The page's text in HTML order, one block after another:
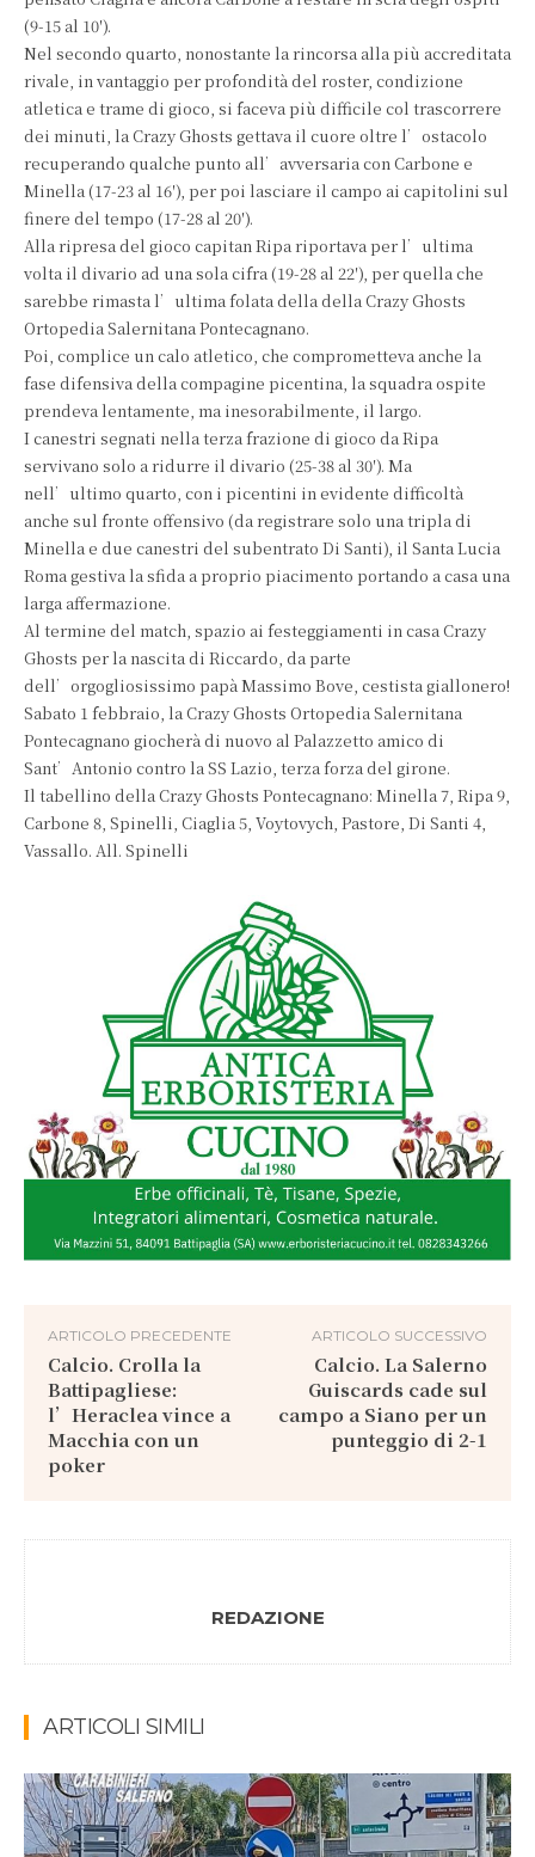
(9-15 al 10′).
Nel secondo quarto, nonostante la rincorsa alla più accreditata
rivale, in vantaggio per profondità del roster, condizione
atletica e trame di gioco, si faceva più difficile col trascorrere
dei minuti, la Crazy Ghosts gettava il cuore oltre l’ostacolo
recuperando qualche punto all’avversaria con Carbone e
Minella (17-23 al 16′), per poi lasciare il campo ai capitolini sul
finere del tempo (17-28 al 20′).
Alla ripresa del gioco capitan Ripa riportava per l’ultima
volta il divario ad una sola cifra (19-28 al 22′), per quella che
sarebbe rimasta l’ultima folata della della Crazy Ghosts
Ortopedia Salernitana Pontecagnano.
Poi, complice un calo atletico, che comprometteva anche la
fase difensiva della compagine picentina, la squadra ospite
prendeva lentamente, ma inesorabilmente, il largo.
I canestri segnati nella terza frazione di gioco da Ripa
servivano solo a ridurre il divario (25-38 al 30′). Ma
nell’ultimo quarto, con i picentini in evidente difficoltà
anche sul fronte offensivo (da registrare solo una tripla di
Minella e due canestri del subentrato Di Santi), il Santa Lucia
Roma gestiva la sfida a proprio piacimento portando a casa una
larga affermazione.
Al termine del match, spazio ai festeggiamenti in casa Crazy
Ghosts per la nascita di Riccardo, da parte
dell’orgogliosissimo papà Massimo Bove, cestista giallonero!
Sabato 1 febbraio, la Crazy Ghosts Ortopedia Salernitana
Pontecagnano giocherà di nuovo al Palazzetto amico di
Sant’Antonio contro la SS Lazio, terza forza del girone.
Il tabellino della Crazy Ghosts Pontecagnano: Minella 7, Ripa 9,
Carbone 8, Spinelli, Ciaglia 5, Voytovych, Pastore, Di Santi 4,
Vassallo. All. Spinelli
ARTICOLO PRECEDENTE
Calcio. Crolla la
Battipagliese:
l’Heraclea vince a
Macchia con un
poker
ARTICOLO SUCCESSIVO
Calcio. La Salerno
Guiscards cade sul
campo a Siano per un
punteggio di 2-1
REDAZIONE
ARTICOLI SIMILI